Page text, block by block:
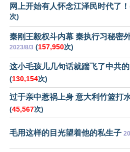
网上开始有人怀念江泽民时代了
次)
秦刚王毅权斗内幕 秦执行习秘密
2023/8/3 (157,950次)
这小毛孩儿几句话就踹飞了中共
(130,154次)
过于亲中惹祸上身 意大利竹篮打
(45,567次)
毛用这样的目光望着他的私生子